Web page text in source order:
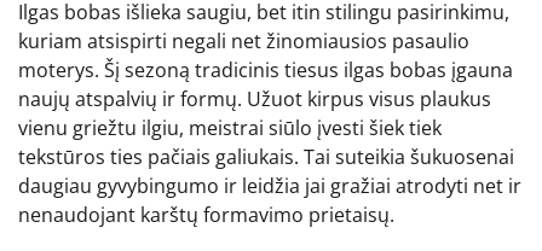
Ilgas bobas išlieka saugiu, bet itin stilingu pasirinkimu,
kuriam atsispirti negali net žinomiausios pasaulio
moterys. Šį sezoną tradicinis tiesus ilgas bobas įgauna
naujų atspalvių ir formų. Užuot kirpus visus plaukus
vienu griežtu ilgiu, meistrai siūlo įvesti šiek tiek
tekstūros ties pačiais galiukais. Tai suteikia šukuosenai
daugiau gyvybingumo ir leidžia jai gražiai atrodyti net ir
nenaudojant karštų formavimo prietaisų.